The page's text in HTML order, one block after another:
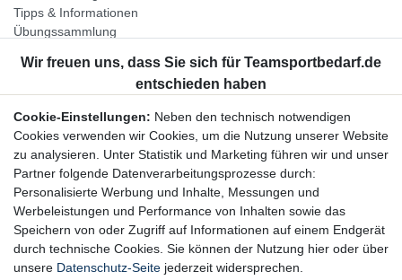
Tipps & Informationen
Übungssammlung
Unternehmen
Widerrufsrecht
Bestellung widerrufen
Datenschutzerklärung
AGB
Impressum
Newsletter
Cookie-Einstellungen: Neben den technisch notwendigen
Cookies verwenden wir Cookies, um die Nutzung unserer Website
zu analysieren. Unter Statistik und Marketing führen wir und unser
Partner folgende Datenverarbeitungsprozesse durch:
Personalisierte Werbung und Inhalte, Messungen und
Werbeleistungen und Performance von Inhalten sowie das
Speichern von oder Zugriff auf Informationen auf einem Endgerät
durch technische Cookies. Sie können der Nutzung hier oder über
unsere Datenschutz-Seite jederzeit widersprechen.